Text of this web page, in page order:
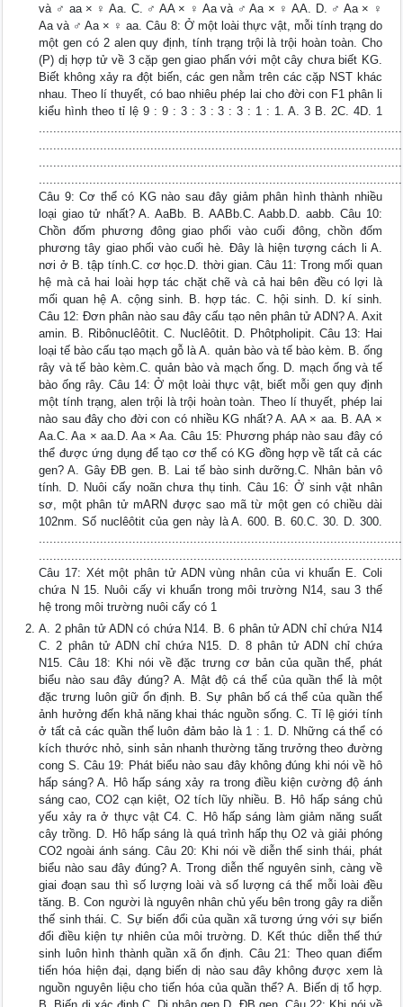
và ♂ aa × ♀ Aa. C. ♂ AA × ♀ Aa và ♂ Aa × ♀ AA. D. ♂ Aa × ♀
Aa và ♂ Aa × ♀ aa. Câu 8: Ở một loài thực vật, mỗi tính trạng do
một gen có 2 alen quy định, tính trạng trội là trội hoàn toàn. Cho
(P) dị hợp tử về 3 cặp gen giao phấn với một cây chưa biết KG.
Biết không xảy ra đột biến, các gen nằm trên các cặp NST khác
nhau. Theo lí thuyết, có bao nhiêu phép lai cho đời con F1 phân li
kiểu hình theo tỉ lệ 9 : 9 : 3 : 3 : 3 : 3 : 1 : 1. A. 3 B. 2C. 4D. 1
Câu 9: Cơ thể có KG nào sau đây giảm phân hình thành nhiều
loại giao tử nhất? A. AaBb. B. AABb.C. Aabb.D. aabb. Câu 10:
Chồn đốm phương đông giao phối vào cuối đông, chồn đốm
phương tây giao phối vào cuối hè. Đây là hiện tượng cách li A.
nơi ở B. tập tính.C. cơ học.D. thời gian. Câu 11: Trong mối quan
hệ mà cả hai loài hợp tác chặt chẽ và cả hai bên đều có lợi là
mối quan hệ A. cộng sinh. B. hợp tác. C. hội sinh. D. kí sinh.
Câu 12: Đơn phân nào sau đây cấu tạo nên phân tử ADN? A. Axit
amin. B. Ribônuclêôtit. C. Nuclêôtit. D. Phôtpholipit. Câu 13: Hai
loại tế bào cấu tạo mạch gỗ là A. quản bào và tế bào kèm. B. ống
rây và tế bào kèm.C. quản bào và mạch ống. D. mạch ống và tế
bào ống rây. Câu 14: Ở một loài thực vật, biết mỗi gen quy định
một tính trạng, alen trội là trội hoàn toàn. Theo lí thuyết, phép lai
nào sau đây cho đời con có nhiều KG nhất? A. AA × aa. B. AA ×
Aa.C. Aa × aa.D. Aa × Aa. Câu 15: Phương pháp nào sau đây có
thể được ứng dụng để tạo cơ thể có KG đồng hợp về tất cả các
gen? A. Gây ĐB gen. B. Lai tế bào sinh dưỡng.C. Nhân bản vô
tính. D. Nuôi cấy noãn chưa thụ tinh. Câu 16: Ở sinh vật nhân
sơ, một phân tử mARN được sao mã từ một gen có chiều dài
102nm. Số nuclêôtit của gen này là A. 600. B. 60.C. 30. D. 300.
Câu 17: Xét một phân tử ADN vùng nhân của vi khuẩn E. Coli
chứa N 15. Nuôi cấy vi khuẩn trong môi trường N14, sau 3 thế
hệ trong môi trường nuôi cấy có 1
A. 2 phân tử ADN có chứa N14. B. 6 phân tử ADN chỉ chứa N14
C. 2 phân tử ADN chỉ chứa N15. D. 8 phân tử ADN chỉ chứa
N15. Câu 18: Khi nói về đặc trưng cơ bản của quần thể, phát
biểu nào sau đây đúng? A. Mật độ cá thể của quần thể là một
đặc trưng luôn giữ ổn định. B. Sự phân bố cá thể của quần thể
ảnh hưởng đến khả năng khai thác nguồn sống. C. Tỉ lệ giới tính
ở tất cả các quần thể luôn đảm bảo là 1 : 1. D. Những cá thể có
kích thước nhỏ, sinh sản nhanh thường tăng trưởng theo đường
cong S. Câu 19: Phát biểu nào sau đây không đúng khi nói về hô
hấp sáng? A. Hô hấp sáng xảy ra trong điều kiện cường độ ánh
sáng cao, CO2 cạn kiệt, O2 tích lũy nhiều. B. Hô hấp sáng chủ
yếu xảy ra ở thực vật C4. C. Hô hấp sáng làm giảm năng suất
cây trồng. D. Hô hấp sáng là quá trình hấp thụ O2 và giải phóng
CO2 ngoài ánh sáng. Câu 20: Khi nói về diễn thế sinh thái, phát
biểu nào sau đây đúng? A. Trong diễn thế nguyên sinh, càng về
giai đoạn sau thì số lượng loài và số lượng cá thể mỗi loài đều
tăng. B. Con người là nguyên nhân chủ yếu bên trong gây ra diễn
thế sinh thái. C. Sự biến đổi của quần xã tương ứng với sự biến
đổi điều kiện tự nhiên của môi trường. D. Kết thúc diễn thế thứ
sinh luôn hình thành quần xã ổn định. Câu 21: Theo quan điểm
tiến hóa hiện đại, dạng biến dị nào sau đây không được xem là
nguồn nguyên liệu cho tiến hóa của quần thể? A. Biến dị tổ hợp.